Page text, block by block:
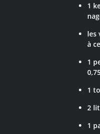
1
les
à
1
1
2
1